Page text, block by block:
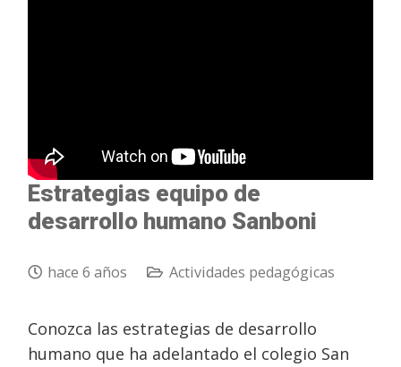
Estrategias equipo de
desarrollo humano Sanboni
hace 6 años Actividades pedagógicas
Conozca las estrategias de desarrollo
humano que ha adelantado el colegio San